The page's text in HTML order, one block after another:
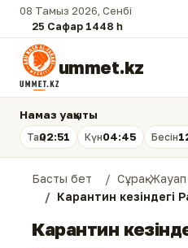
08 Тамыз 2026, Сенбі
25 Сафар 1448 һ.
ummet.kz
Намаз уақыты
Таң02:51 Күн04:45 Бесін
Басты бет Сұрақ-Жауап
Карантин кезіндегі
Карантин